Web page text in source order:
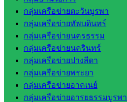
กลุ่มเครือข่ายตะวันบูรพา
กลุ่มเครือข่ายทัพบดินทร์
กลุ่มเครือข่ายนครธรรม
กลุ่มเครือข่ายนครินทร์
กลุ่มเครือข่ายปางสีดา
กลุ่มเครือข่ายพระยา
กลุ่มเครือข่ายอาคเนย์
กลุ่มเครือข่ายอารยธรรมบูรพา
ในสังกัด
สพป.สระแก้ว
เขต 1
โรงเรียน
ในสังกัด
สพป.สระแก้ว
เขต 2
วิทยาลัย